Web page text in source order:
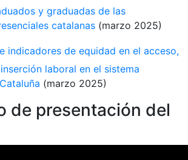
y graduadas de las
catalanas (marzo 2025)
indicadores de equidad en el acceso,
laboral en el sistema
(marzo 2025)
de presentación del